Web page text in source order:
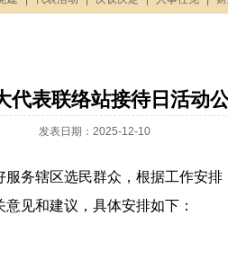
表联络站接待日活动
发表日期：2025-12-10
务辖区选民群众，根据工作安
见和建议，具体安排如下：